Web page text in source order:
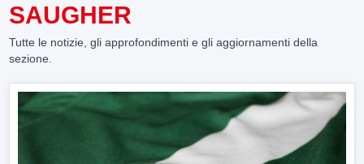
SAUGHER
Tutte le notizie, gli approfondimenti e gli aggiornamenti della
sezione.